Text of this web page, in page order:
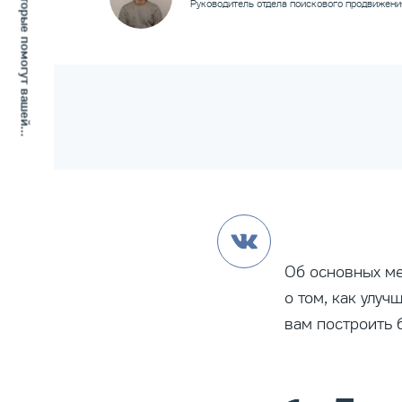
Руководитель отдела поискового
Об основных
о том, как
вам построить